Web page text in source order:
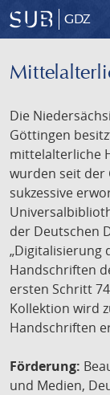
GDZ
Die
Göttingen
mittelalterliche
wurden seit der
sukzessive
der Deutschen
„Digitalisierung
Handschriften
ersten Schritt
Kollektion wird
Handschriften
Förderung:
und Medien,